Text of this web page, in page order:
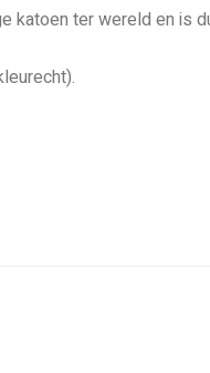
ter wereld en is